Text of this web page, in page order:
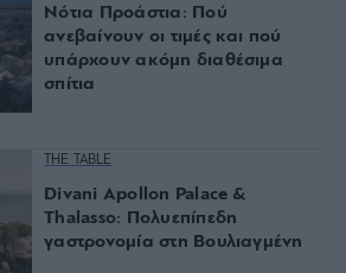
Νότια Προάστια: Πού
ανεβαίνουν οι τιμές και πού
υπάρχουν ακόμη διαθέσιμα
σπίτια
THE TABLE
Divani Apollon Palace &
Thalasso: Πολυεπίπεδη
γαστρονομία στη Βουλιαγμένη